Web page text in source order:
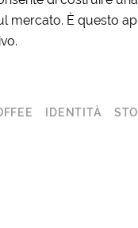
mercato. È questo
IDENTITÀ